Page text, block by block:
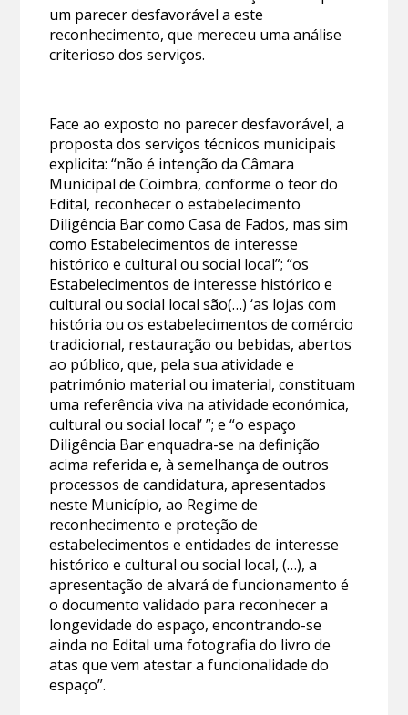
um parecer desfavorável a este
reconhecimento, que mereceu uma análise
criterioso dos serviços.
Face ao exposto no parecer desfavorável, a
proposta dos serviços técnicos municipais
explicita: “não é intenção da Câmara
Municipal de Coimbra, conforme o teor do
Edital, reconhecer o estabelecimento
Diligência Bar como Casa de Fados, mas sim
como Estabelecimentos de interesse
histórico e cultural ou social local”; “os
Estabelecimentos de interesse histórico e
cultural ou social local são(…) ‘as lojas com
história ou os estabelecimentos de comércio
tradicional, restauração ou bebidas, abertos
ao público, que, pela sua atividade e
património material ou imaterial, constituam
uma referência viva na atividade económica,
cultural ou social local’ ”; e “o espaço
Diligência Bar enquadra-se na definição
acima referida e, à semelhança de outros
processos de candidatura, apresentados
neste Município, ao Regime de
reconhecimento e proteção de
estabelecimentos e entidades de interesse
histórico e cultural ou social local, (…), a
apresentação de alvará de funcionamento é
o documento validado para reconhecer a
longevidade do espaço, encontrando-se
ainda no Edital uma fotografia do livro de
atas que vem atestar a funcionalidade do
espaço”.